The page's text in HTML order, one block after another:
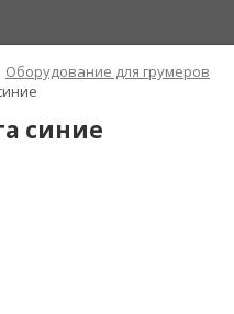
Оборудование для грумеров
синие